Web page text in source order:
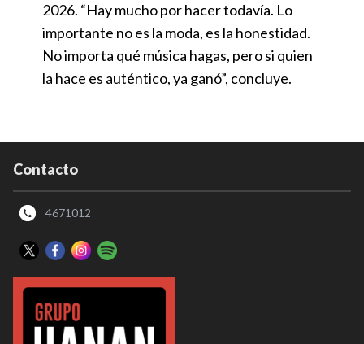
2026. “Hay mucho por hacer todavía. Lo
importante no es la moda, es la honestidad.
No importa qué música hagas, pero si quien
la hace es auténtico, ya ganó”, concluye.
Contacto
4671012